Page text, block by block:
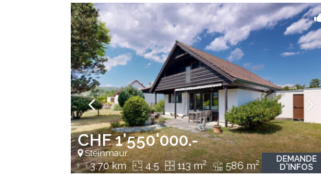
CHF 1'550'000.-
Steinmaur
3.70 km 4.5 113 m2 586 m2
DEMANDE
D'INFOS